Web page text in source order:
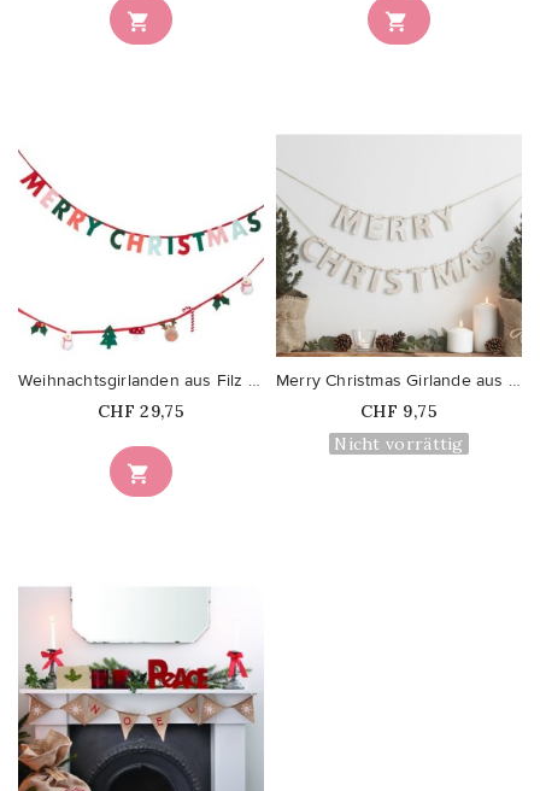
 

Weihnachtsgirlanden aus Filz und...
Price
CHF 29,75
favorite_border
Merry Christmas Girlande aus Holz
Price
CHF 9,75
Nicht vorrättig
favorite_border